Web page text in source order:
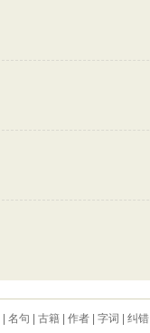
名句 古籍| 作者| 字词 纠错